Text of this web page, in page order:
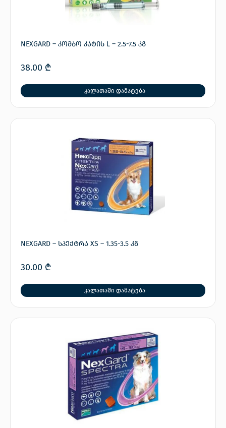
NEXGARD – კომბო კატის L – 2.5-7.5 კგ
38.00 ₾
კალათაში დამატება
NEXGARD – სპექტრა XS – 1.35-3.5 კგ
30.00 ₾
კალათაში დამატება